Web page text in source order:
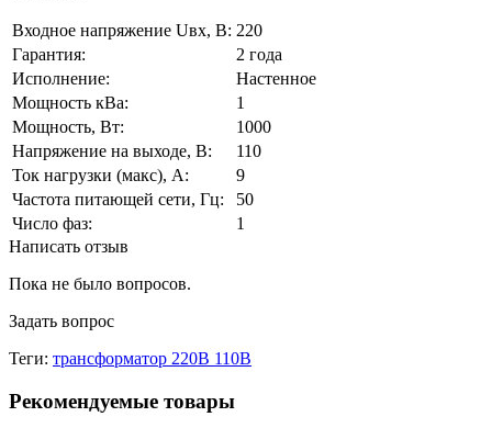
Входное напряжение Uвх, В: 220
Гарантия:
2 года
Исполнение:
Настенное
Мощность кВа:
1
Мощность, Вт:
1000
Напряжение на выходе, В:
110
Ток нагрузки (макс), А:
9
Частота питающей сети, Гц:
50
Число фаз:
1
Написать отзыв
Пока не было вопросов.
Задать вопрос
Теги: трансформатор 220В 110В
Рекомендуемые товары